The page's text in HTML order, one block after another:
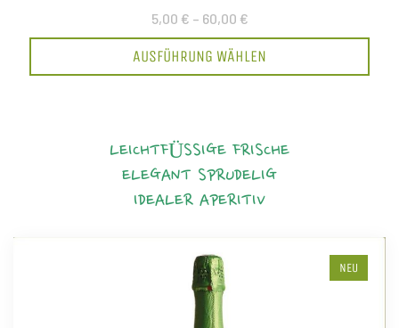
5,00 € – 60,00 €
AUSFÜHRUNG WÄHLEN
LEICHTFÜSSIGE FRISCHE
ELEGANT SPRUDELIG
IDEALER APERITIV
NEU